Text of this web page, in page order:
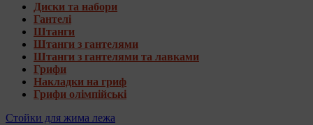
Диски та набори
Гантелі
Штанги
Штанги з гантелями
Штанги з гантелями та лавками
Грифи
Накладки на гриф
Грифи олімпійські
Стойки для жима лежа